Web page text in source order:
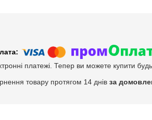
платежі. Тепер ви можете купити
товару протягом 14 днів за